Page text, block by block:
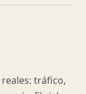
tráfico,